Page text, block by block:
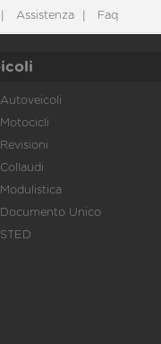
Assistenza Faq
Autoveicoli
Motocicli
Revisioni
Collaudi
Modulistica
Documento Unico
STED